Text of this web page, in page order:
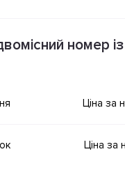
номер
Ціна за
Ціна за